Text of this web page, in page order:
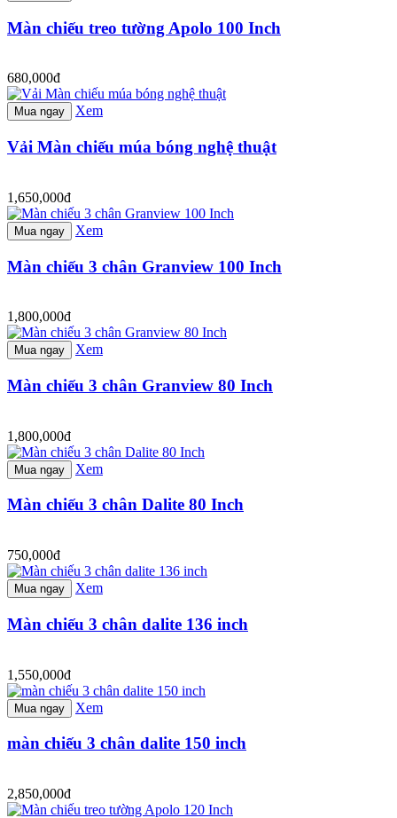
Màn chiếu treo tường Apolo 100 Inch
680,000đ
Mua ngay Xem
Vải Màn chiếu múa bóng nghệ thuật
1,650,000đ
Mua ngay Xem
Màn chiếu 3 chân Granview 100 Inch
1,800,000đ
Mua ngay Xem
Màn chiếu 3 chân Granview 80 Inch
1,800,000đ
Mua ngay Xem
Màn chiếu 3 chân Dalite 80 Inch
750,000đ
Mua ngay Xem
Màn chiếu 3 chân dalite 136 inch
1,550,000đ
Mua ngay Xem
màn chiếu 3 chân dalite 150 inch
2,850,000đ